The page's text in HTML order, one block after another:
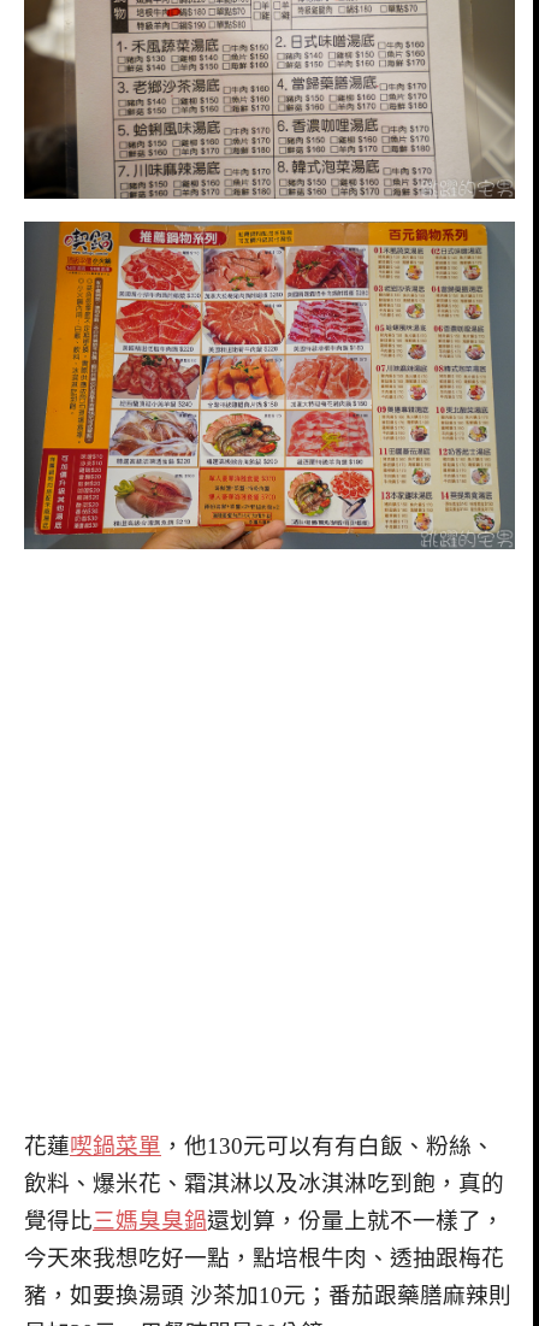
花蓮喫鍋菜單 ，他130元可以有有白飯、粉絲、
飲料、爆米花、霜淇淋以及冰淇淋吃到飽，真的
覺得比三媽臭臭鍋還划算，份量上就不一樣了，
今天來我想吃好一點，點培根牛肉、透抽跟梅花
豬，如要換湯頭 沙茶加10元；番茄跟藥膳麻辣則